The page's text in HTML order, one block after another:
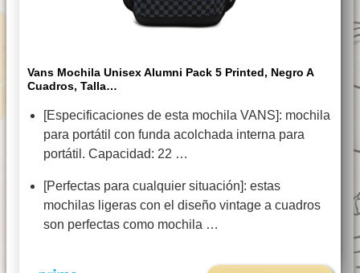
Vans Mochila Unisex Alumni Pack 5 Printed, Negro A
Cuadros, Talla…
[Especificaciones de esta mochila VANS]: mochila
para portátil con funda acolchada interna para
portátil. Capacidad: 22 …
[Perfectas para cualquier situación]: estas
mochilas ligeras con el diseño vintage a cuadros
son perfectas como mochila …